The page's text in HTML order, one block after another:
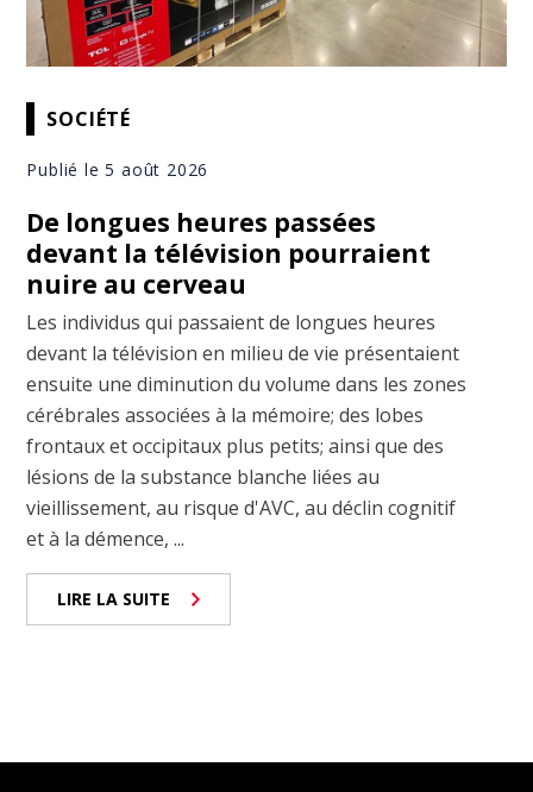
SOCIÉTÉ
Publié le 5 août 2026
De longues heures passées
devant la télévision pourraient
nuire au cerveau
Les individus qui passaient de longues heures
devant la télévision en milieu de vie présentaient
ensuite une diminution du volume dans les zones
cérébrales associées à la mémoire; des lobes
frontaux et occipitaux plus petits; ainsi que des
lésions de la substance blanche liées au
vieillissement, au risque d'AVC, au déclin cognitif
et à la démence, ...
LIRE LA SUITE